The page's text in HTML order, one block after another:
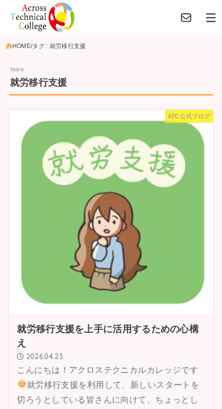
HOME タグ : 就労移行支援
就労移行支援
ATC公式ブログ
就労移行支援を上手に活用するための心構
え
2026.04.23
こんにちは！アクロステクニカルカレッジです
就労移行支援を利用して、新しいスタートを
切ろうとしている皆さんに向けて、ちょっとし